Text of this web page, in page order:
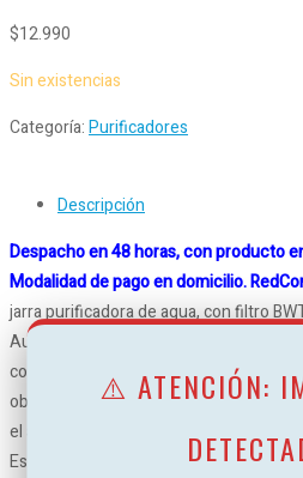
$12.990
Sin existencias
Categoría:Purificadores
Descripción
Despacho en 48 horas, con producto
Modalidad de pago en domicilio.
jarra purificadora de agua, con filtro
Austria, es la única del mercado que
concentración de cal y eliminar el cloro,
obteniendo agua con mejor sabor que
el agua que se bebe, y que entrega
Es más económica que el agua
⚠️ ATENCIÓN: